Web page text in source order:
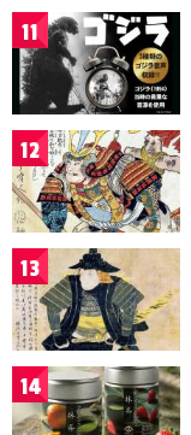
11
12
13
14